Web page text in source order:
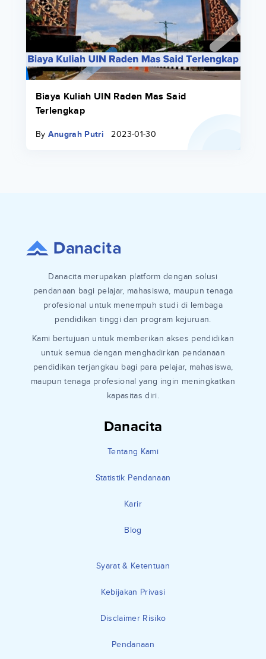
Biaya Kuliah UIN Raden Mas Said
Terlengkap
By Anugrah Putri 2023-01-30
Danacita
Tentang Kami
Statistik Pendanaan
Karir
Blog
Syarat & Ketentuan
Kebijakan Privasi
Disclaimer Risiko
Pendanaan
Danacita merupakan platform dengan solusi
pendanaan bagi pelajar, mahasiswa, maupun tenaga
profesional untuk menempuh studi di lembaga
pendidikan tinggi dan program kejuruan.
Kami bertujuan untuk memberikan akses pendidikan
untuk semua dengan menghadirkan pendanaan
pendidikan terjangkau bagi para pelajar, mahasiswa,
maupun tenaga profesional yang ingin meningkatkan
kapasitas diri.